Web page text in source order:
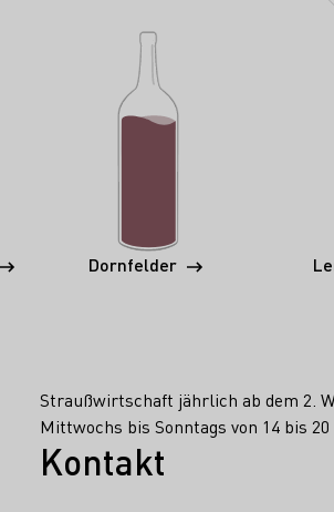
Dornfelder
Straußwirtschaft jährlich ab dem 2.
Mittwochs bis Sonntags von 14 bis
Kontakt